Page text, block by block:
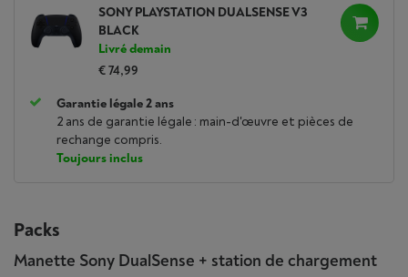
SONY PLAYSTATION DUALSENSE V3
BLACK
Livré demain
€ 74,99
Garantie légale 2 ans
2 ans de garantie légale : main-d'œuvre et pièces de
rechange compris.
Toujours inclus
Packs
Manette Sony DualSense + station de chargement